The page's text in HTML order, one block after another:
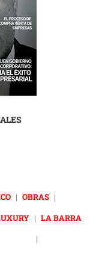
| OBRAS |
| LA BARRA
|